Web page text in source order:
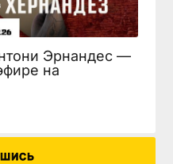
Эрнандес —
на